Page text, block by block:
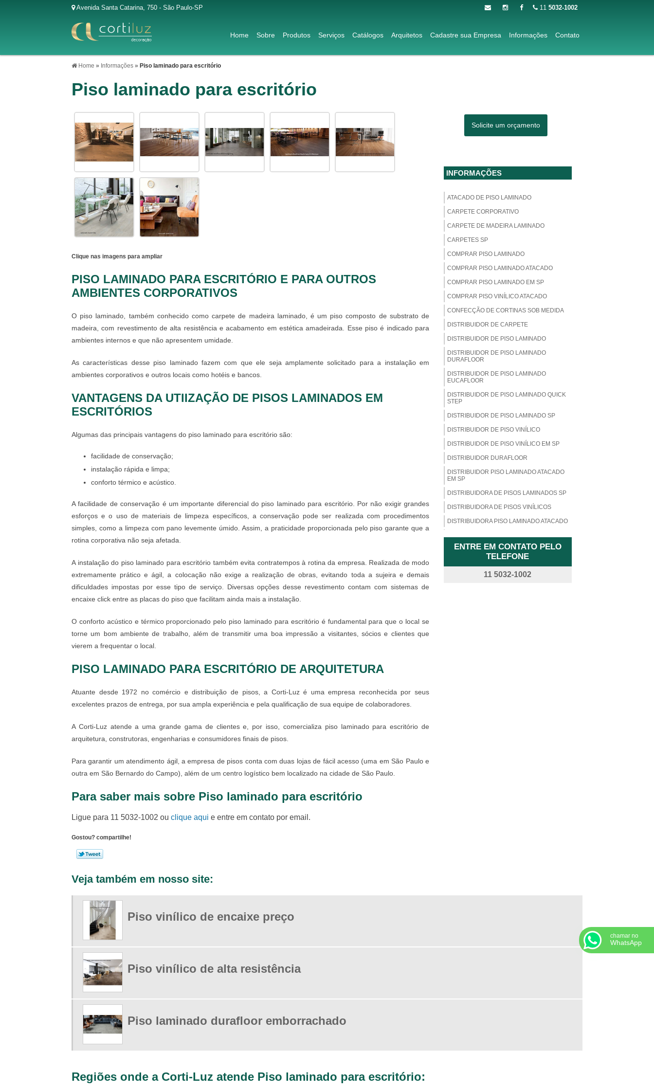
Avenida Santa Catarina, 750 - São Paulo-SP 11 5032-1002
Home Sobre Produtos Serviços Catálogos Arquitetos Cadastre sua Empresa Informações Contato
Home » Informações » Piso laminado para escritório
Piso laminado para escritório
Clique nas imagens para ampliar
PISO LAMINADO PARA ESCRITÓRIO E PARA OUTROS
AMBIENTES CORPORATIVOS
O piso laminado, também conhecido como carpete de madeira laminado, é um piso composto de substrato de
madeira, com revestimento de alta resistência e acabamento em estética amadeirada. Esse piso é indicado para
ambientes internos e que não apresentem umidade.
As características desse piso laminado fazem com que ele seja amplamente solicitado para a instalação em
ambientes corporativos e outros locais como hotéis e bancos.
VANTAGENS DA UTIIZAÇÃO DE PISOS LAMINADOS EM
ESCRITÓRIOS
Algumas das principais vantagens do piso laminado para escritório são:
facilidade de conservação;
instalação rápida e limpa;
conforto térmico e acústico.
A facilidade de conservação é um importante diferencial do piso laminado para escritório. Por não exigir grandes
esforços e o uso de materiais de limpeza específicos, a conservação pode ser realizada com procedimentos
simples, como a limpeza com pano levemente úmido. Assim, a praticidade proporcionada pelo piso garante que a
rotina corporativa não seja afetada.
A instalação do piso laminado para escritório também evita contratempos à rotina da empresa. Realizada de modo
extremamente prático e ágil, a colocação não exige a realização de obras, evitando toda a sujeira e demais
dificuldades impostas por esse tipo de serviço. Diversas opções desse revestimento contam com sistemas de
encaixe click entre as placas do piso que facilitam ainda mais a instalação.
O conforto acústico e térmico proporcionado pelo piso laminado para escritórioé fundamental para que o local se
torne um bom ambiente de trabalho, além de transmitir uma boa impressão a visitantes, sócios e clientes que
vierem a frequentar o local.
PISO LAMINADO PARA ESCRITÓRIO DE ARQUITETURA
Atuante desde 1972 no comércio e distribuição de pisos, a Corti-Luz é uma empresa reconhecida por seus
excelentes prazos de entrega, por sua ampla experiência e pela qualificação de sua equipe de colaboradores.
A Corti-Luz atende a uma grande gama de clientes e, por isso, comercializa piso laminado para escritório de
arquitetura, construtoras, engenharias e consumidores finais de pisos.
Para garantir um atendimento ágil, a empresa de pisos conta com duas lojas de fácil acesso (uma em São Paulo e
outra em São Bernardo do Campo), além de um centro logístico bem localizado na cidade de São Paulo.
Para saber mais sobre Piso laminado para escritório
Ligue para 11 5032-1002 ou clique aqui e entre em contato por email.
Gostou? compartilhe!
Solicite um orçamento
INFORMAÇÕES
ATACADO DE PISO LAMINADO
CARPETE CORPORATIVO
CARPETE DE MADEIRA LAMINADO
CARPETES SP
COMPRAR PISO LAMINADO
COMPRAR PISO LAMINADO ATACADO
COMPRAR PISO LAMINADO EM SP
COMPRAR PISO VINÍLICO ATACADO
CONFECÇÃO DE CORTINAS SOB MEDIDA
DISTRIBUIDOR DE CARPETE
DISTRIBUIDOR DE PISO LAMINADO
DISTRIBUIDOR DE PISO LAMINADO
DURAFLOOR
DISTRIBUIDOR DE PISO LAMINADO
EUCAFLOOR
DISTRIBUIDOR DE PISO LAMINADO QUICK
STEP
DISTRIBUIDOR DE PISO LAMINADO SP
DISTRIBUIDOR DE PISO VINÍLICO
DISTRIBUIDOR DE PISO VINÍLICO EM SP
DISTRIBUIDOR DURAFLOOR
DISTRIBUIDOR PISO LAMINADO ATACADO
EM SP
DISTRIBUIDORA DE PISOS LAMINADOS SP
DISTRIBUIDORA DE PISOS VINÍLICOS
DISTRIBUIDORA PISO LAMINADO ATACADO
FORNECEDOR DE PISO LAMINADO
FORNECEDOR DE PISO VINÍLICO
ENTRE EM CONTATO PELO
TELEFONE
11 5032-1002
Veja também em nosso site:
Piso vinílico de encaixe preço
Piso vinílico de alta resistência
Piso laminado durafloor emborrachado
Regiões onde a Corti-Luz atende Piso laminado para escritório:
chamar no
WhatsApp